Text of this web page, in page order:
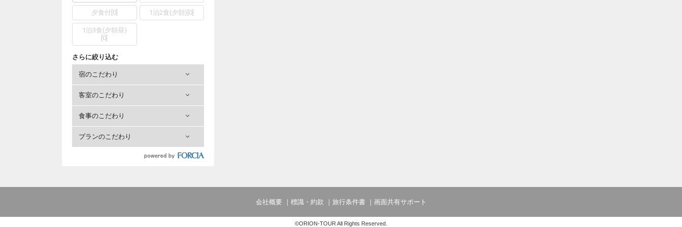
夕食付 0] 1泊2食(夕朝) 0
1泊3食(夕朝昼)
0
さらに絞り込む
宿のこだわり
客室のこだわり
食事のこだわり
プランのこだわり
会社概要 標識・約款 旅行条件書 画面共有サポート
©ORION-TOUR All Rights Reserved.